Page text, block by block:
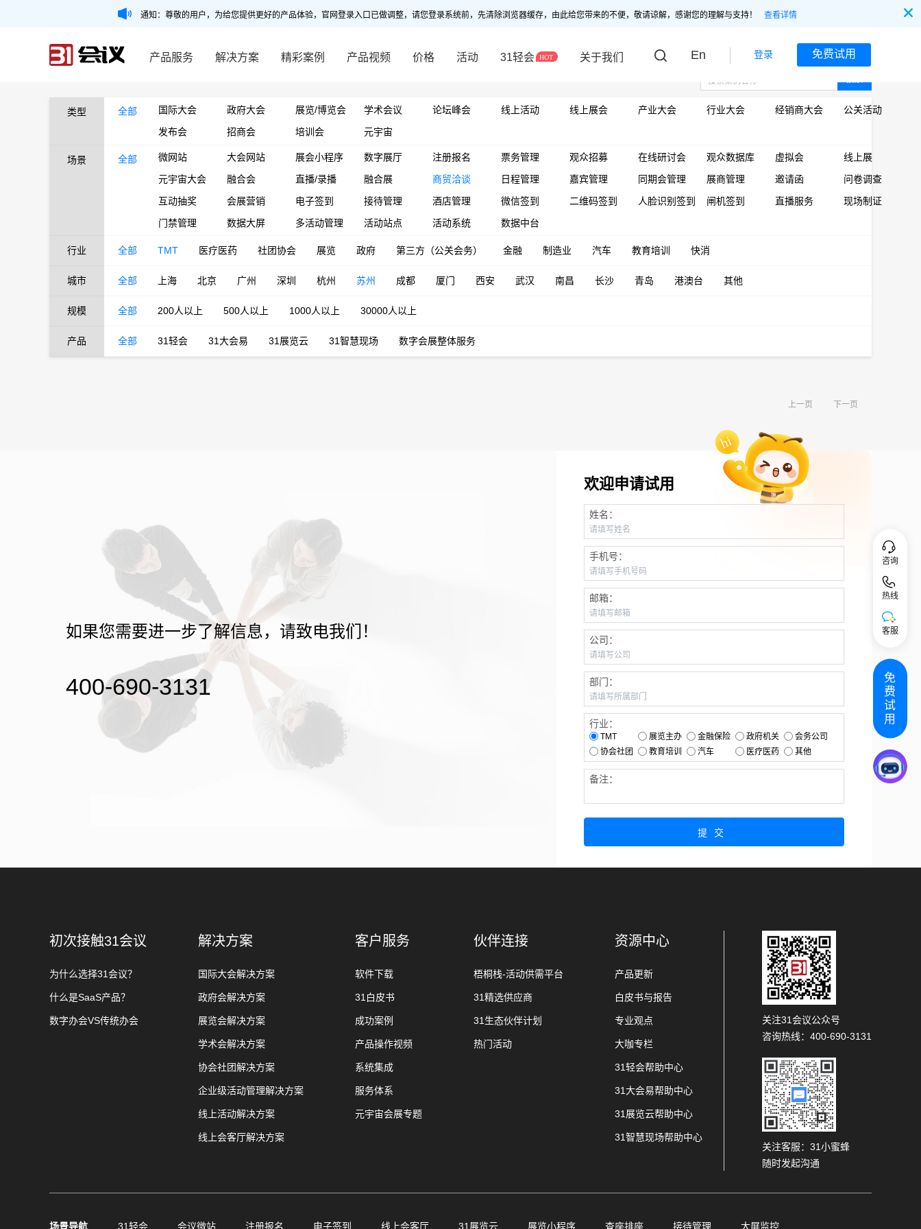
通知：尊敬的用户，为给您提供更好的产品体验，官网登录入口已做调整，请您登录系统前，先清除浏览器缓存，由此给您带来的不便，敬请谅解，感谢您的理解与支持！ 查看详情
产品服务 解决方案 精彩案例 产品视频 价格 活动 31轻会 关于我们 En 登录 免费试用
类型 全部 国际大会 政府大会 展览/博览会 学术会议 论坛峰会 线上活动 线上展会 产业大会 行业大会 经销商大会
公关活动
发布会
招商会 培训会 元宇宙
场景 全部 微网站 大会网站 展会小程序 数字展厅 注册报名 票务管理 观众招募 在线研讨会 观众数据库 虚拟会
线上展
元宇宙大会
融合会 直播/录播 融合展 商贸洽谈 日程管理 嘉宾管理 同期会管理 展商管理 邀请函
问卷调查
互动抽奖
会展营销 电子签到 接待管理 酒店管理 微信签到 二维码签到 人脸识别签到 闸机签到 直播服务
现场制证
门禁管理
数据大屏 多活动管理 活动站点 活动系统 数据中台
行业 全部 TMT 医疗医药 社团协会 展览 政府 第三方（公关会务） 金融 制造业 汽车 教育培训 快消
城市 全部 上海 北京 广州 深圳 杭州 苏州 成都 厦门 西安 武汉 南昌 长沙 青岛 港澳台 其他
规模 全部 200人以上 500人以上 1000人以上 30000人以上
产品 全部 31轻会 31大会易 31展览云 31智慧现场 数字会展整体服务
上一页 下一页
如果您需要进一步了解信息，请致电我们！
400-690-3131
欢迎申请试用
姓名：
手机号：
邮箱：
公司：
部门：
行业：
TMT 展览主办 金融保险 政府机关
会务公司
协会社团
教育培训 汽车 医疗医药 其他
备注：
提交
初次接触31会议
为什么选择31会议？
什么是SaaS产品？
数字办会VS传统办会
解决方案
国际大会解决方案
政府会解决方案
展览会解决方案
学术会解决方案
协会社团解决方案
企业级活动管理解决方案
线上活动解决方案
线上会客厅解决方案
客户服务
软件下载
31白皮书
成功案例
产品操作视频
系统集成
服务体系
元宇宙会展专题
伙伴连接
梧桐栈-活动供需平台
31精选供应商
31生态伙伴计划
热门活动
资源中心
产品更新
白皮书与报告
专业观点
大咖专栏
31轻会帮助中心
31大会易帮助中心
31展览云帮助中心
31智慧现场帮助中心
关注31会议公众号
咨询热线：400-690-3131
关注客服：31小蜜蜂
随时发起沟通
场景导航 31轻会 会议微站 注册报名 电子签到 线上会客厅 31展览云 展览小程序 查座排座 接待管理 大屏监控
咨询
热线
客服
免
费
试
用